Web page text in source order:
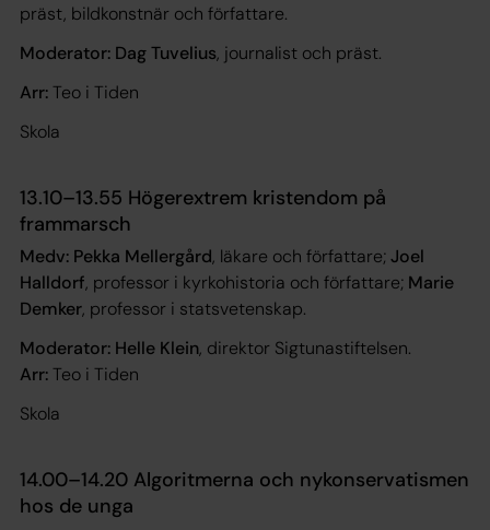
präst, bildkonstnär och författare.
Moderator: Dag Tuvelius, journalist och präst.
Arr:Teo i Tiden
Skola
13.10–13.55 Högerextrem kristendom på
frammarsch
Medv: Pekka Mellergård, läkare och författare;Joel
Halldorf, professor i kyrkohistoria och författare; Marie
Demker, professor i statsvetenskap.
Moderator: Helle Klein, direktor Sigtunastiftelsen.
Arr:Teo i Tiden
Skola
14.00–14.20 Algoritmerna och nykonservatismen
hos de unga